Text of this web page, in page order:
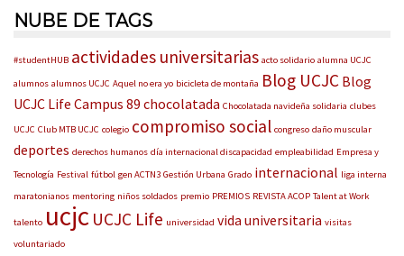
NUBE DE TAGS
#studentHUB actividades universitarias acto solidario alumna UCJC
alumnos alumnos UCJC Aquel no era yo bicicleta de montaña Blog UCJC Blog
UCJC Life Campus 89 chocolatada Chocolatada navideña solidaria clubes
UCJC Club MTB UCJC colegio compromiso social congreso daño muscular
deportes derechos humanos día internacional discapacidad empleabilidad Empresa y
Tecnología Festival fútbol gen ACTN3 Gestión Urbana Grado internacional liga interna
maratonianos mentoring niños soldados premio PREMIOS REVISTA ACOP Talent at Work
talento ucjc UCJC Life universidad vida universitaria visitas
voluntariado